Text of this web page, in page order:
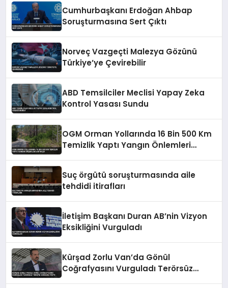
Cumhurbaşkanı Erdoğan Ahbap
Soruşturmasına Sert Çıktı
Norveç Vazgeçti Malezya Gözünü
Türkiye’ye Çevirebilir
ABD Temsilciler Meclisi Yapay Zeka
Kontrol Yasası Sundu
OGM Orman Yollarında 16 Bin 500 Km
Temizlik Yaptı Yangın Önlemleri
Suç örgütü soruşturmasında aile
tehdidi itirafları
İletişim Başkanı Duran AB’nin Vizyon
Eksikliğini Vurguladı
Kürşad Zorlu Van’da Gönül
Coğrafyasını Vurguladı Terörsüz